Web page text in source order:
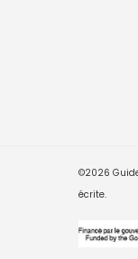
©2026
écrite.